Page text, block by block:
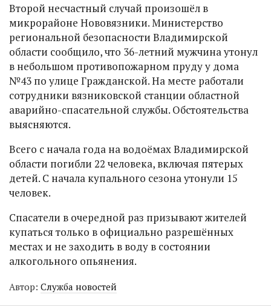
Второй несчастный случай произошёл в
микрорайоне Нововязники. Министерство
региональной безопасности Владимирской
области сообщило, что 36-летний мужчина утонул
в небольшом противопожарном пруду у дома
№43 по улице Гражданской. На месте работали
сотрудники вязниковской станции областной
аварийно-спасательной службы. Обстоятельства
выясняются.
Всего с начала года на водоёмах Владимирской
области погибли 22 человека, включая пятерых
детей. С начала купального сезона утонули 15
человек.
Спасатели в очередной раз призывают жителей
купаться только в официально разрешённых
местах и не заходить в воду в состоянии
алкогольного опьянения.
Автор: Служба новостей